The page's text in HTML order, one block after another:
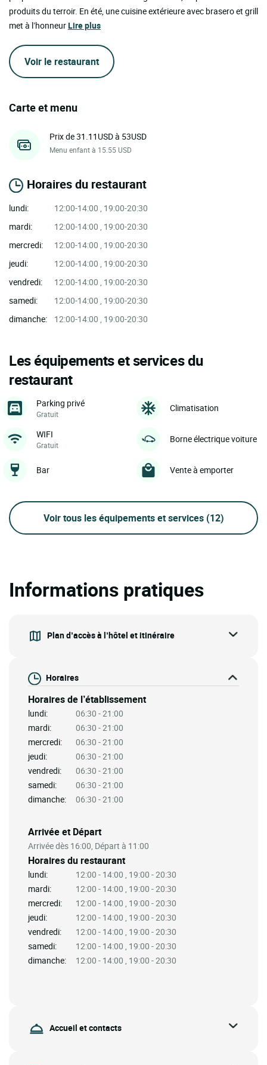
produits du terroir. En été, une cuisine extérieure avec brasero et grill
met à l’honneurLire plus
Voir le restaurant
Carte et menu
Prix de 31.11USD à 53USD
Menu enfant à 15.55 USD
Horaires du restaurant
lundi:
12:00-14:00 , 19:00-20:30
mardi:
12:00-14:00 , 19:00-20:30
mercredi:
12:00-14:00 , 19:00-20:30
jeudi:
12:00-14:00 , 19:00-20:30
vendredi:
12:00-14:00 , 19:00-20:30
samedi:
12:00-14:00 , 19:00-20:30
dimanche:
12:00-14:00 , 19:00-20:30
Les équipements et services du
restaurant
Parking privé
Gratuit
Climatisation
WIFI
Gratuit
Borne électrique voiture
Bar Vente à emporter
Voir tous les équipements et services (12)
Informations pratiques
Plan d’accès à l’hôtel et itinéraire
Horaires
Horaires de l’établissement
lundi:
06:30 - 21:00
mardi:
06:30 - 21:00
mercredi:
06:30 - 21:00
jeudi:
06:30 - 21:00
vendredi:
06:30 - 21:00
samedi:
06:30 - 21:00
dimanche:
06:30 - 21:00
Arrivée et Départ
Arrivée dès 16:00, Départ à 11:00
Horaires du restaurant
lundi:
12:00 - 14:00 , 19:00 - 20:30
mardi:
12:00 - 14:00 , 19:00 - 20:30
mercredi:
12:00 - 14:00 , 19:00 - 20:30
jeudi:
12:00 - 14:00 , 19:00 - 20:30
vendredi:
12:00 - 14:00 , 19:00 - 20:30
samedi:
12:00 - 14:00 , 19:00 - 20:30
dimanche:
12:00 - 14:00 , 19:00 - 20:30
Accueil et contacts